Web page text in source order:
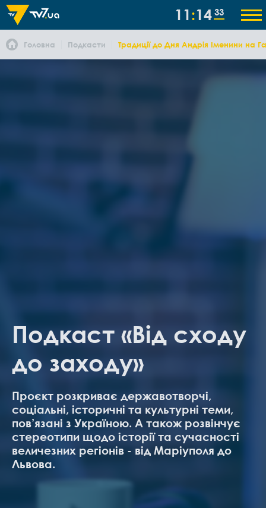
11 14 33
Головна Подкасти Традиції до Дня Андрія Іменини на
Подкаст «Від сходу
до заходу»
Проєкт розкриває державотворчі,
соціальні, історичні та культурні теми,
пов’язані з Україною. А також розвінчує
стереотипи щодо історії та сучасності
величезних регіонів - від Маріуполя до
Львова.